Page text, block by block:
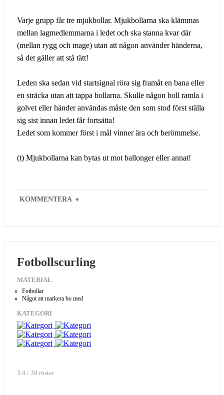
Varje grupp får tre mjukbollar. Mjukbollarna ska klämmas
mellan lagmedlemmarna i ledet och ska stanna kvar där
(mellan rygg och mage) utan att någon använder händerna,
så det gäller att stå tätt!
Leden ska sedan vid startsignal röra sig framåt en bana eller
en sträcka utan att tappa bollarna. Skulle någon boll ramla i
golvet eller händer användas måste den som stod först ställa
sig sist innan ledet får fortsätta!
Ledet som kommer först i mål vinner ära och berömmelse.
(t) Mjukbollarna kan bytas ut mot ballonger eller annat!
KOMMENTERA ▼
Fotbollscurling
MATERIAL
Fotbollar
Något att markera bo med
KATEGORI
3.4 / 38 röster